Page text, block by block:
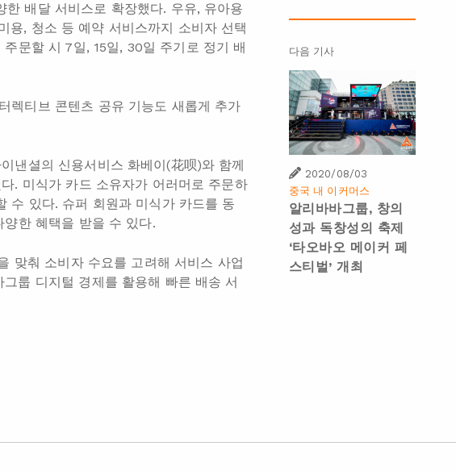
배달 서비스로 확장했다. 우유, 유아용
용, 청소 등 예약 서비스까지 소비자 선택
문할 시 7일, 15일, 30일 주기로 정기 배
렉티브 콘텐츠 공유 기능도 새롭게 추가
낸셜의 신용서비스 화베이(花呗)와 함께
. 미식가 카드 소유자가 어러머로 주문하
수 있다. 슈퍼 회원과 미식가 카드를 동
양한 혜택을 받을 수 있다.
맞춰 소비자 수요를 고려해 서비스 사업
룹 디지털 경제를 활용해 빠른 배송 서
다음 기사
2020/08/03
중국 내 이커머스
알리바바그룹, 창의
성과 독창성의 축제
‘타오바오 메이커 페
스티벌’ 개최